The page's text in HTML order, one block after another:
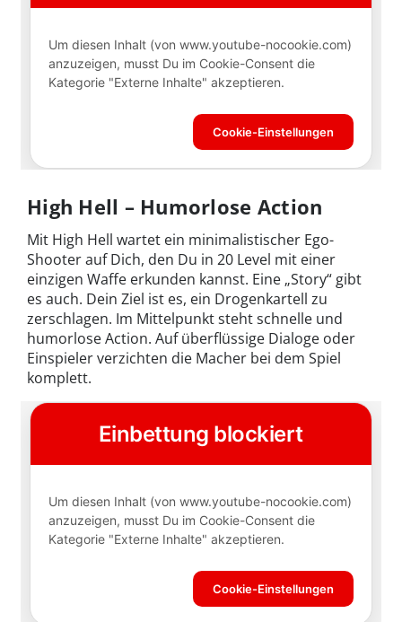
High Hell – Humorlose Action
Mit High Hell wartet ein minimalistischer Ego-
Shooter auf Dich, den Du in 20 Level mit einer
einzigen Waffe erkunden kannst. Eine „Story“ gibt
es auch. Dein Ziel ist es, ein Drogenkartell zu
zerschlagen. Im Mittelpunkt steht schnelle und
humorlose Action. Auf überflüssige Dialoge oder
Einspieler verzichten die Macher bei dem Spiel
komplett.